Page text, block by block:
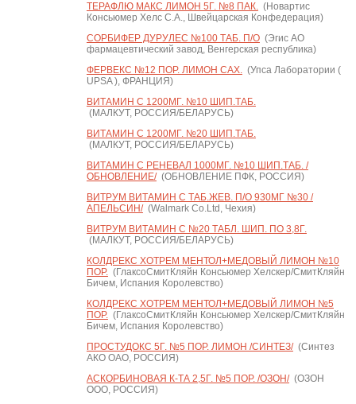
ТЕРАФЛЮ МАКС ЛИМОН 5Г. №8 ПАК.(Новартис
Консьюмер Хелс С.А., Швейцарская Конфедерация)
СОРБИФЕР ДУРУЛЕС №100 ТАБ. П/О(Эгис АО
фармацевтический завод, Венгерская республика)
ФЕРВЕКС №12 ПОР. ЛИМОН САХ.(Упса Лаборатории (
UPSA ), ФРАНЦИЯ)
ВИТАМИН С 1200МГ. №10 ШИП.ТАБ.
(МАЛКУТ, РОССИЯ/БЕЛАРУСЬ)
ВИТАМИН С 1200МГ. №20 ШИП.ТАБ.
(МАЛКУТ, РОССИЯ/БЕЛАРУСЬ)
ВИТАМИН С РЕНЕВАЛ 1000МГ. №10 ШИП.ТАБ. /
ОБНОВЛЕНИЕ/(ОБНОВЛЕНИЕ ПФК, РОССИЯ)
ВИТРУМ ВИТАМИН C ТАБ.ЖЕВ. П/О 930МГ №30 /
АПЕЛЬСИН/(Walmark Co.Ltd, Чехия)
ВИТРУМ ВИТАМИН C №20 ТАБЛ. ШИП. ПО 3,8Г.
(МАЛКУТ, РОССИЯ/БЕЛАРУСЬ)
КОЛДРЕКС ХОТРЕМ МЕНТОЛ+МЕДОВЫЙ ЛИМОН №10
ПОР.(ГлаксоСмитКляйн Консьюмер Хелскер/СмитКляйн
Бичем, Испания Королевство)
КОЛДРЕКС ХОТРЕМ МЕНТОЛ+МЕДОВЫЙ ЛИМОН №5
ПОР.(ГлаксоСмитКляйн Консьюмер Хелскер/СмитКляйн
Бичем, Испания Королевство)
ПРОСТУДОКС 5Г. №5 ПОР. ЛИМОН /СИНТЕЗ/(Синтез
АКО ОАО, РОССИЯ)
АСКОРБИНОВАЯ К-ТА 2,5Г. №5 ПОР. /ОЗОН/(ОЗОН
ООО, РОССИЯ)